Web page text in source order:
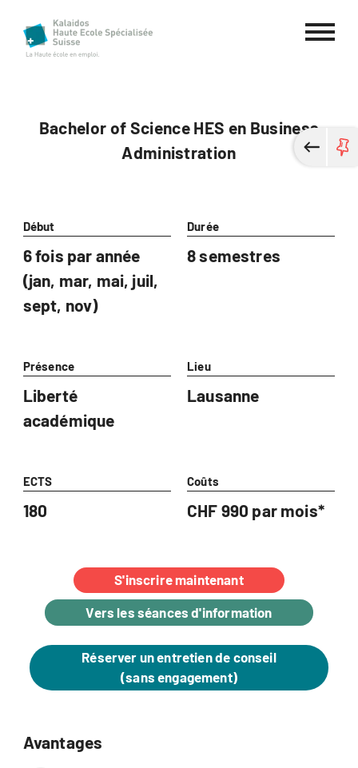
Haute école spécialisée Kalaidos
Bachelor of Science HES en Business
Administration
Début
6 fois par année
(jan, mar, mai, juil,
sept, nov)
Durée
8 semestres
Présence
Liberté
académique
Lieu
Lausanne
ECTS
180
Coûts
CHF 990 par mois*
S'inscrire maintenant
Vers les séances d'information
Réserver un entretien de conseil
(sans engagement)
Avantages